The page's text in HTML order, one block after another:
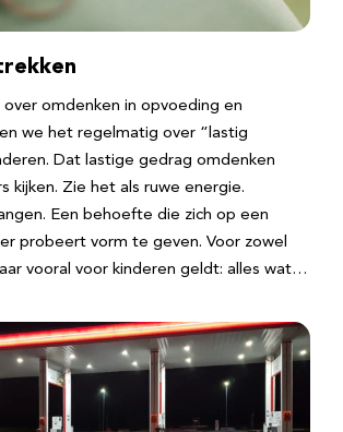
over omdenken in opvoeding en
we het regelmatig over “lastig
Dat lastige gedrag omdenken
kijken. Zie het als ruwe energie.
Een behoefte die zich op een
probeert vorm te geven. Voor zowel
vooral voor kinderen geldt: alles wat…